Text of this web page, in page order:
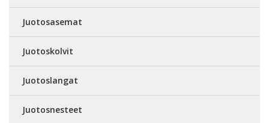
Juotosasemat
Juotoskolvit
Juotoslangat
Juotosnesteet